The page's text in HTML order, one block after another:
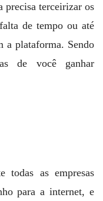
precisa terceirizar os
de tempo ou até
a plataforma. Sendo
de você ganhar
todas as empresas
para a internet, e